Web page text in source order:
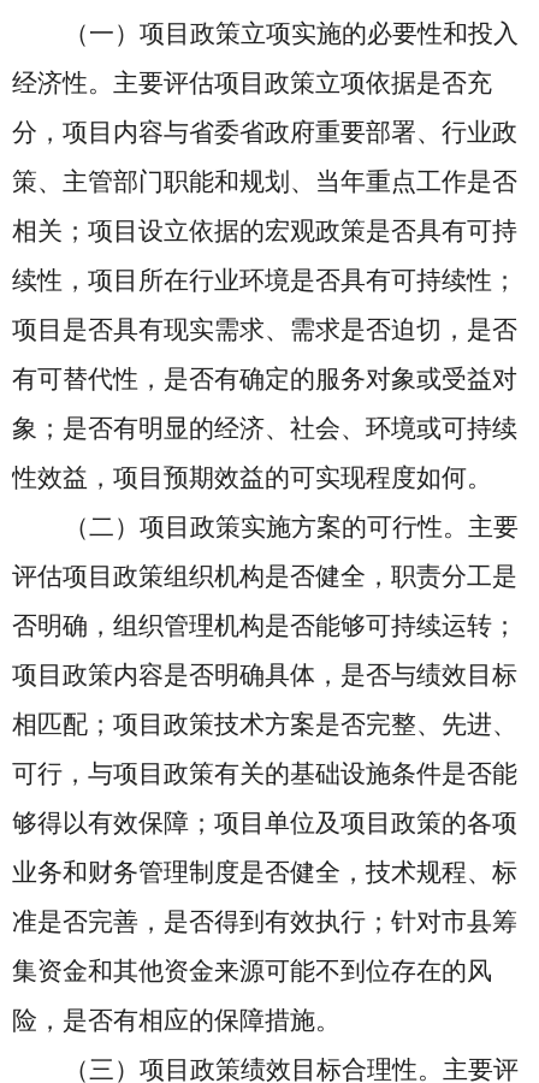
（一）项目政策立项实施的必要性和投入
经济性。主要评估项目政策立项依据是否充
分，项目内容与省委省政府重要部署、行业政
策、主管部门职能和规划、当年重点工作是否
相关；项目设立依据的宏观政策是否具有可持
续性，项目所在行业环境是否具有可持续性；
项目是否具有现实需求、需求是否迫切，是否
有可替代性，是否有确定的服务对象或受益对
象；是否有明显的经济、社会、环境或可持续
性效益，项目预期效益的可实现程度如何。
（二）项目政策实施方案的可行性。主要
评估项目政策组织机构是否健全，职责分工是
否明确，组织管理机构是否能够可持续运转；
项目政策内容是否明确具体，是否与绩效目标
相匹配；项目政策技术方案是否完整、先进、
可行，与项目政策有关的基础设施条件是否能
够得以有效保障；项目单位及项目政策的各项
业务和财务管理制度是否健全，技术规程、标
准是否完善，是否得到有效执行；针对市县筹
集资金和其他资金来源可能不到位存在的风
险，是否有相应的保障措施。
（三）项目政策绩效目标合理性。主要评